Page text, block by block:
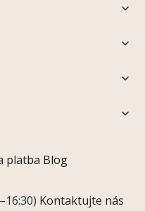
platba Blog
Kontaktujte nás